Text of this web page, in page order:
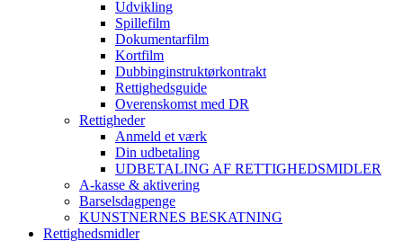
Udvikling
Spillefilm
Dokumentarfilm
Kortfilm
Dubbinginstruktørkontrakt
Rettighedsguide
Overenskomst med DR
Rettigheder
Anmeld et værk
Din udbetaling
UDBETALING AF RETTIGHEDSMIDLER
A-kasse & aktivering
Barselsdagpenge
KUNSTNERNES BESKATNING
Rettighedsmidler